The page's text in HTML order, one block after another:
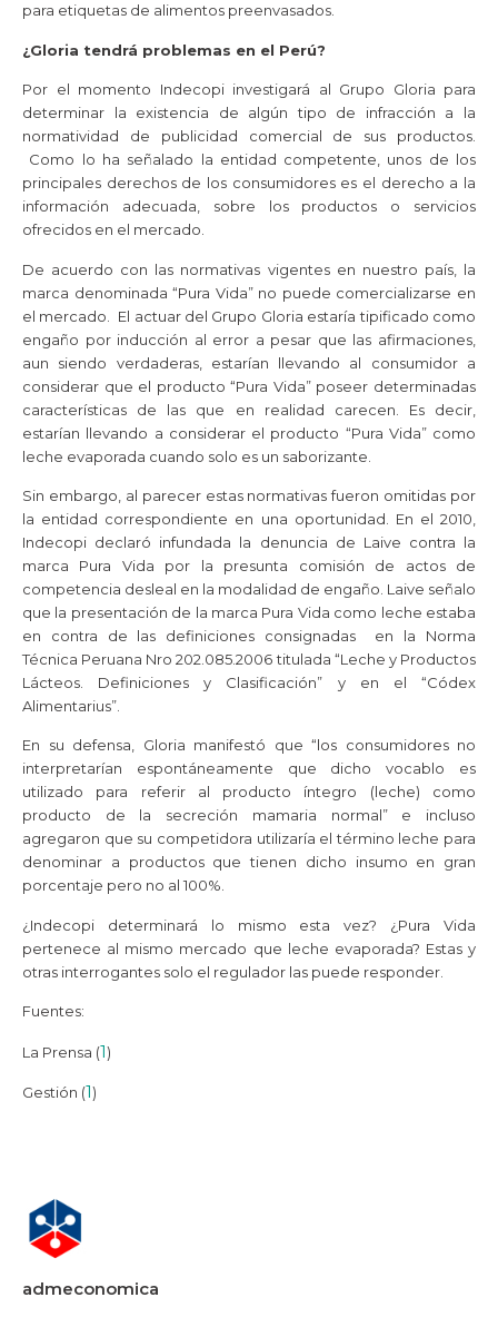
para etiquetas de alimentos preenvasados.
¿Gloria tendrá problemas en el Perú?
Por el momento Indecopi investigará al Grupo Gloria para
determinar la existencia de algún tipo de infracción a la
normatividad de publicidad comercial de sus productos.
Como lo ha señalado la entidad competente, unos de los
principales derechos de los consumidores es el derecho a la
información adecuada, sobre los productos o servicios
ofrecidos en el mercado.
De acuerdo con las normativas vigentes en nuestro país, la
marca denominada “Pura Vida” no puede comercializarse en
el mercado. El actuar del Grupo Gloria estaría tipificado como
engaño por inducción al error a pesar que las afirmaciones,
aun siendo verdaderas, estarían llevando al consumidor a
considerar que el producto “Pura Vida” poseer determinadas
características de las que en realidad carecen. Es decir,
estarían llevando a considerar el producto “Pura Vida” como
leche evaporada cuando solo es un saborizante.
Sin embargo, al parecer estas normativas fueron omitidas por
la entidad correspondiente en una oportunidad. En el 2010,
Indecopi declaró infundada la denuncia de Laive contra la
marca Pura Vida por la presunta comisión de actos de
competencia desleal en la modalidad de engaño. Laive señalo
que la presentación de la marca Pura Vida como leche estaba
en contra de las definiciones consignadas en la Norma
Técnica Peruana Nro 202.085.2006 titulada “Leche y Productos
Lácteos. Definiciones y Clasificación” y en el “Códex
Alimentarius”.
En su defensa, Gloria manifestó que “los consumidores no
interpretarían espontáneamente que dicho vocablo es
utilizado para referir al producto íntegro (leche) como
producto de la secreción mamaria normal” e incluso
agregaron que su competidora utilizaría el término leche para
denominar a productos que tienen dicho insumo en gran
porcentaje pero no al 100%.
¿Indecopi determinará lo mismo esta vez? ¿Pura Vida
pertenece al mismo mercado que leche evaporada? Estas y
otras interrogantes solo el regulador las puede responder.
Fuentes:
La Prensa (1)
Gestión (1)
admeconomica